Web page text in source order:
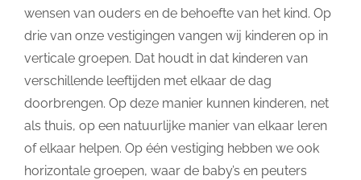
wensen van ouders en de behoefte van het kind. Op
drie van onze vestigingen vangen wij kinderen op in
verticale groepen. Dat houdt in dat kinderen van
verschillende leeftijden met elkaar de dag
doorbrengen. Op deze manier kunnen kinderen, net
als thuis, op een natuurlijke manier van elkaar leren
of elkaar helpen. Op één vestiging hebben we ook
horizontale groepen, waar de baby’s en peuters